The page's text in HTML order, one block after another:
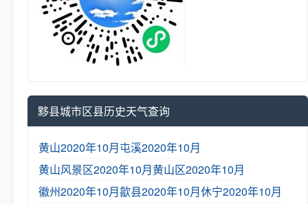
黟县城市区县历史天气查询
黄山2020年10月屯溪2020年10月
黄山风景区2020年10月黄山区2020年10月
徽州2020年10月歙县2020年10月休宁2020年10月